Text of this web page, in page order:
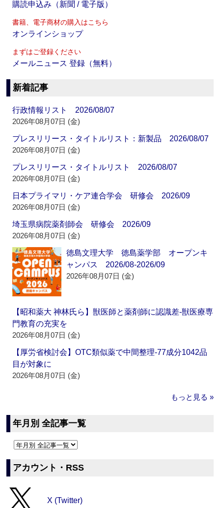
購読申込み（新聞 / 電子版）
書籍、電子商材の購入はこちら
オンラインショップ
まずはご登録ください
メールニュース 登録（無料）
新着記事
行政情報リスト 2026/08/07
2026年08月07日 (金)
プレスリリース・タイトルリスト：新製品 2026/08/07
2026年08月07日 (金)
プレスリリース・タイトルリスト 2026/08/07
2026年08月07日 (金)
日本プライマリ・ケア連合学会 研修会 2026/09
2026年08月07日 (金)
埼玉県病院薬剤師会 研修会 2026/09
2026年08月07日 (金)
徳島文理大学 徳島薬学部 オープンキ
ャンパス 2026/08-2026/09
2026年08月07日 (金)
【昭和薬大 神林氏ら】獣医師と薬剤師に認識差‐獣医療専
門教育の充実を
2026年08月07日 (金)
【厚労省検討会】OTC類似薬で中間整理‐77成分1042品
目が対象に
2026年08月07日 (金)
もっと見る »
年月別 全記事一覧
アカウント・RSS
X (Twitter)